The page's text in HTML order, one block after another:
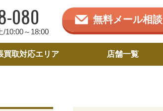
080
/10:00～18:00
無料メール相談
買取対応エリア 店舗一覧